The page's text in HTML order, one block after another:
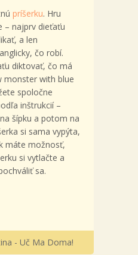
príšerku. Hru
– najprv dieťaťu
a len
čo robí.
diktovať, čo má
monster with blue
spoločne
inštrukcií –
šípku a potom na
si sama vypýta,
máte možnosť,
si vytlačte a
sa.
- Uč Ma Doma!